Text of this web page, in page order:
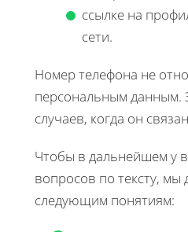
ссылке на
сети.
Номер телефона не
персональным данным.
случаев, когда он
Чтобы в дальнейшем у
вопросов по тексту, мы
следующим понятиям: